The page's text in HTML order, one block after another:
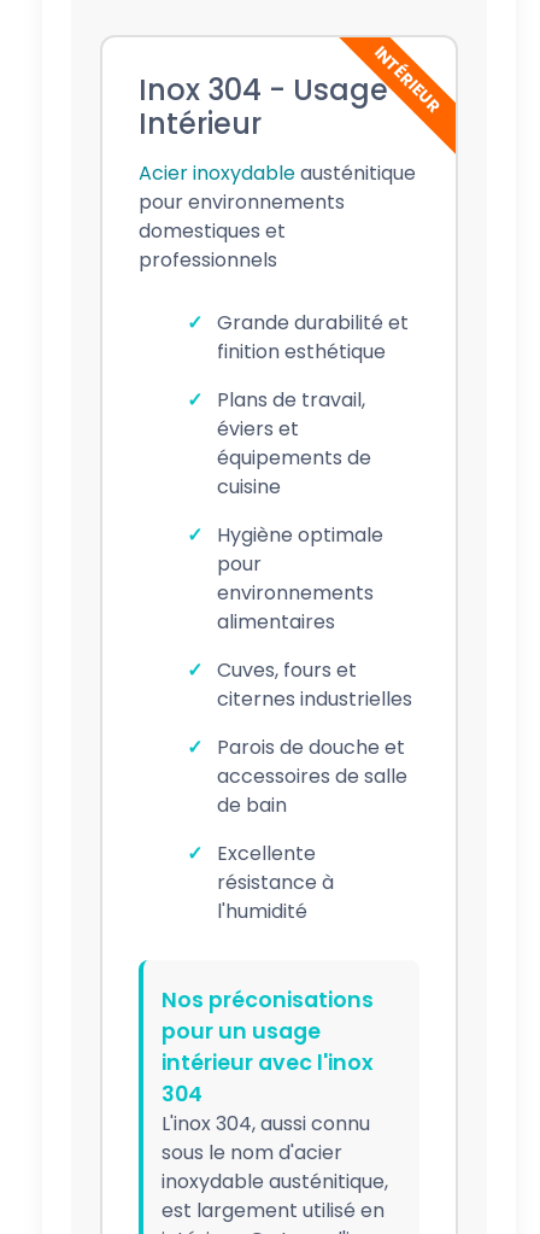
INTÉRIEUR
Inox 304 - Usage
Intérieur
Acier inoxydableausténitique
pour environnements
domestiques et
professionnels
Grande durabilité et
finition esthétique
Plans de travail,
éviers et
équipements de
cuisine
Hygiène optimale
pour
environnements
alimentaires
Cuves, fours et
citernes industrielles
Parois de douche et
accessoires de salle
de bain
Excellente
résistance à
l'humidité
Nos préconisations
pour un usage
intérieur avec l'inox
304
L'inox 304, aussi connu
sous le nom d'acier
inoxydable austénitique,
est largement utilisé en